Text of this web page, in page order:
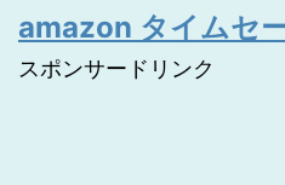
amazon タイムセ
スポンサードリンク